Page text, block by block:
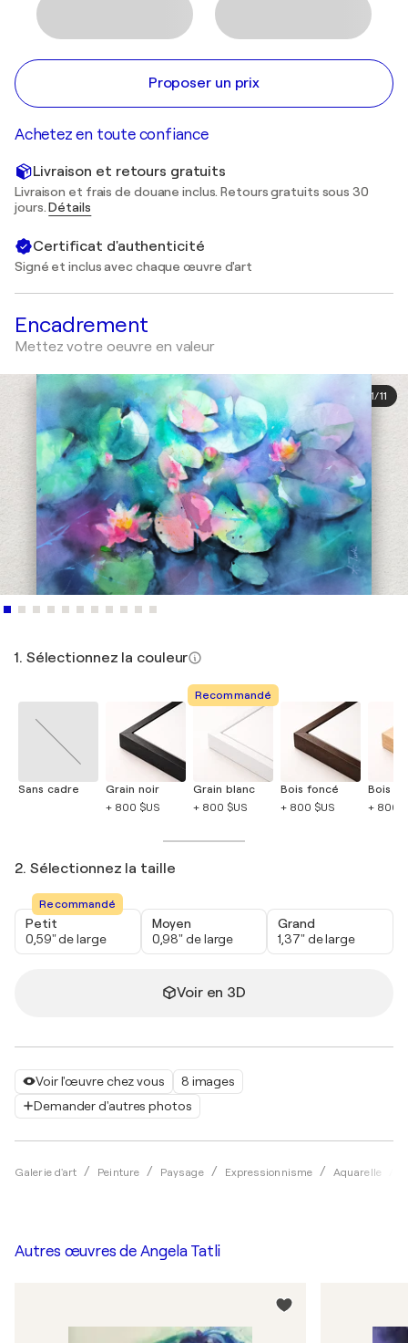
Voir l'œuvre chez vous
8 images
Demander d'autres photos
Galerie d'art Peinture Paysage Expressionnisme Aquarelle
Proposer un prix
Achetez en toute confiance
Livraison et retours gratuits
Livraison et frais de douane inclus. Retours gratuits sous 30
jours.Détails
Certificat d'authenticité
Signé et inclus avec chaque œuvre d'art
Encadrement
Mettez votre oeuvre en valeur
1/11
1. Sélectionnez la couleur
Sans cadre
Grain noir
+ 800 $US
Recommandé
Grain blanc
+ 800 $US
Bois foncé
+ 800 $US
Bois
+ 800
2. Sélectionnez la taille
Recommandé
Petit
0,59" de large
Moyen
0,98" de large
Grand
1,37" de large
Voir en 3D
Autres œuvres de Angela Tatli